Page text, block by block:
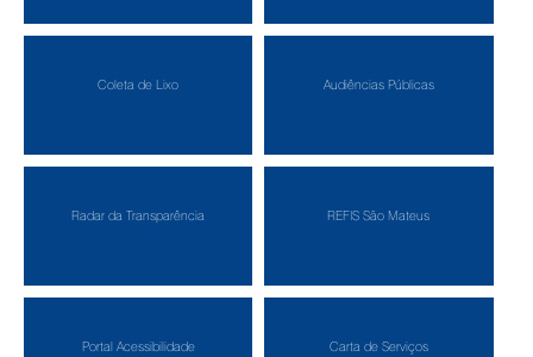
Coleta de Lixo Audiências Públicas
Radar da Transparência REFIS São Mateus
Portal Acessibilidade Carta de Serviços